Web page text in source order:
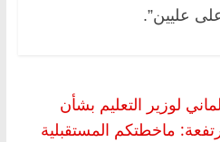
عليين”.
لوزير التعليم بشأن
ماخطتكم المستقبلية